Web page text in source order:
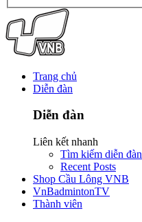
Trang chủ
Diễn đàn
Diễn đàn
Liên kết nhanh
Tìm kiếm diễn đàn
Recent Posts
Shop Cầu Lông VNB
VnBadmintonTV
Thành viên